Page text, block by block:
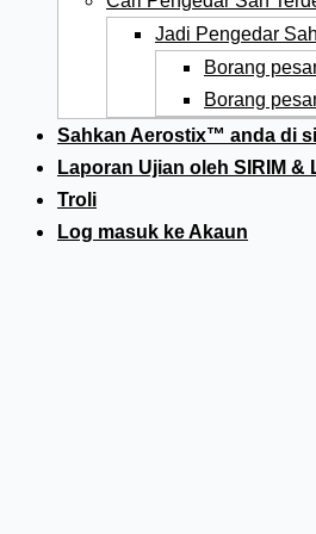
Jadi Pengedar Sah
Borang
Borang
Sahkan Aerostix™ anda di
Laporan Ujian oleh SIRIM &
Troli
Log masuk ke Akaun